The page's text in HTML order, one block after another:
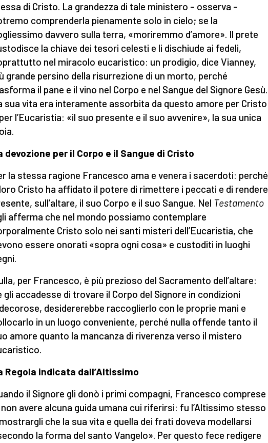
di Cristo. La grandezza di tale ministero – osserva –
comprenderla pienamente solo in cielo; se la
davvero sulla terra, «moriremmo d’amore». Il prete
la chiave dei tesori celesti e li dischiude ai fedeli,
nel miracolo eucaristico: un prodigio, dice Vianney,
grande persino della risurrezione di un morto, perché
il pane e il vino nel Corpo e nel Sangue del Signore Gesù.
sua vita era interamente assorbita da questo amore per Cristo
l’Eucaristia: «il suo presente e il suo avvenire», la sua unica
devozione per il Corpo e il Sangue di Cristo
la stessa ragione Francesco ama e venera i sacerdoti: perché
Cristo ha affidato il potere di rimettere i peccati e di rendere
sull’altare, il suo Corpo e il suo Sangue. Nel Testamento
afferma che nel mondo possiamo contemplare
Cristo solo nei santi misteri dell’Eucaristia, che
essere onorati «sopra ogni cosa» e custoditi in luoghi
per Francesco, è più prezioso del Sacramento dell’altare:
gli accadesse di trovare il Corpo del Signore in condizioni
desidererebbe raccoglierlo con le proprie mani e
in un luogo conveniente, perché nulla offende tanto il
amore quanto la mancanza di riverenza verso il mistero
Regola indicata dall’Altissimo
il Signore gli donò i primi compagni, Francesco comprese
non avere alcuna guida umana cui riferirsi: fu l’Altissimo stesso
che la sua vita e quella dei frati doveva modellarsi
la forma del santo Vangelo». Per questo fece redigere